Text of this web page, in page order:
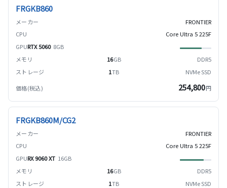
FRGKB860
FRONTIER
Core Ultra 5 225F
RTX 5060 8GB
16GB
DDR5
1TB NVMe SSD
254,800円
FRGKB860M/CG2
FRONTIER
Core Ultra 5 225F
RX 9060 XT 16GB
16GB
DDR5
1TB NVMe SSD